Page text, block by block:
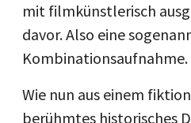
mit filmkünstlerisch
davor. Also eine
Kombinationsaufnahme.
Wie nun aus einem
berühmtes historisches